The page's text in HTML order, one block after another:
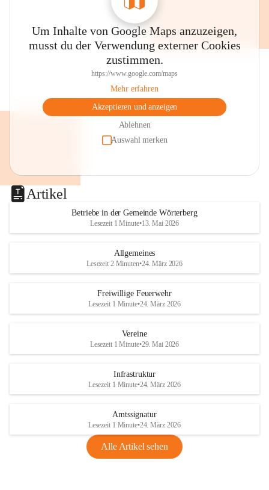
Um Inhalte von Google Maps anzuzeigen,
musst du der Verwendung externer Cookies
zustimmen.
https://www.google.com/maps
Mehr erfahren
Akzeptieren und anzeigen
Ablehnen
Auswahl merken
Artikel
Betriebe in der Gemeinde Wörterberg
Lesezeit 1 Minute•13. Mai 2026
Allgemeines
Lesezeit 2 Minuten•24. März 2026
Freiwillige Feuerwehr
Lesezeit 1 Minute•24. März 2026
Vereine
Lesezeit 1 Minute•29. Mai 2026
Infrastruktur
Lesezeit 1 Minute•24. März 2026
Amtssignatur
Lesezeit 1 Minute•24. März 2026
Alle Artikel sehen